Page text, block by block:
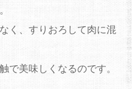
く、すりおろして肉に混
で美味しくなるのです。